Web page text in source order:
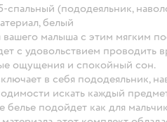
спальный (пододеяльник,
белый
малыша с этим мягким
с удовольствием проводить
ощущения и спокойный сон.
в себя пододеяльник,
искать каждый
подойдет как для